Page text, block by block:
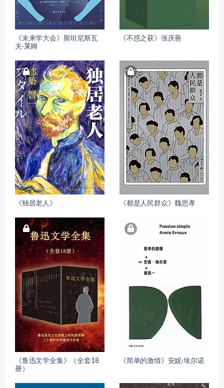
《未来学大会》斯坦尼斯瓦
夫·莱姆
《不惑之获》张庆善
《独居老人》 《都是人民群众》魏思孝
《鲁迅文学全集》（全套18
册）
《简单的激情》安妮·埃尔诺